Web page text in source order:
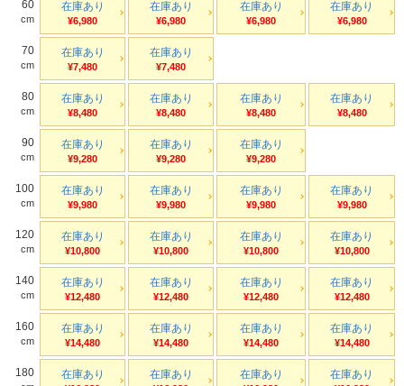
60
cm
在庫あり
¥6,980
在庫あり
¥6,980
在庫あり
¥6,980
在庫あり
¥6,980
70
cm
在庫あり
¥7,480
在庫あり
¥7,480
80
cm
在庫あり
¥8,480
在庫あり
¥8,480
在庫あり
¥8,480
在庫あり
¥8,480
90
cm
在庫あり
¥9,280
在庫あり
¥9,280
在庫あり
¥9,280
100
cm
在庫あり
¥9,980
在庫あり
¥9,980
在庫あり
¥9,980
在庫あり
¥9,980
120
cm
在庫あり
¥10,800
在庫あり
¥10,800
在庫あり
¥10,800
在庫あり
¥10,800
140
cm
在庫あり
¥12,480
在庫あり
¥12,480
在庫あり
¥12,480
在庫あり
¥12,480
160
cm
在庫あり
¥14,480
在庫あり
¥14,480
在庫あり
¥14,480
在庫あり
¥14,480
180 在庫あり 在庫あり 在庫あり 在庫あり